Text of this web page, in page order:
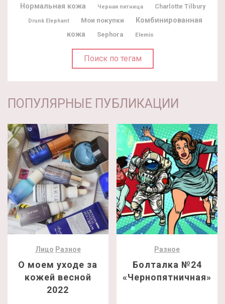
Нормальная кожа Черная пятница Charlotte Tilbury
Drunk Elephant Мои покупки
Комбинированная
кожа
Sephora Elemis
Поиск по тегам
ПОПУЛЯРНЫЕ ПУБЛИКАЦИИ
Лицо Разное
О моем уходе за
кожей весной
2022
Разное
Болталка №24
«Чернопятничная»